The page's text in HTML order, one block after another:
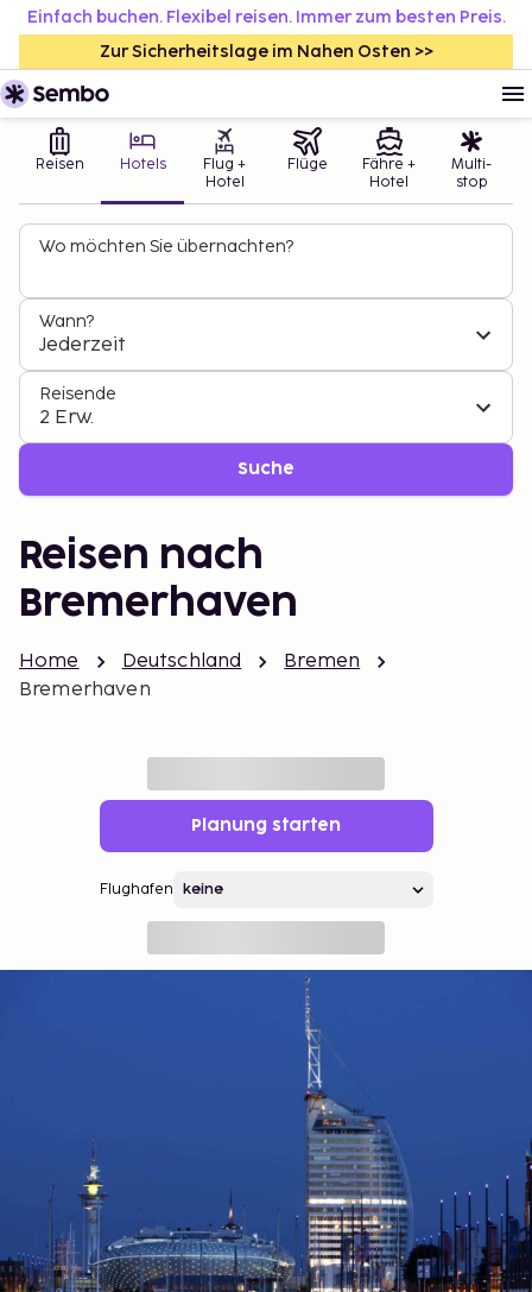
Einfach buchen. Flexibel reisen. Immer zum besten Preis.
Zur Sicherheitslage im Nahen Osten >>
Reisen Hotels
Flug +
Hotel
Flüge
Fähre +
Hotel
Multi-
stop
Wo möchten Sie übernachten?
Wann?
Jederzeit
Reisende
2 Erw.
Suche
Reisen nach
Bremerhaven
Home Deutschland
Bremen
Bremerhaven
Planung starten
Flughafen